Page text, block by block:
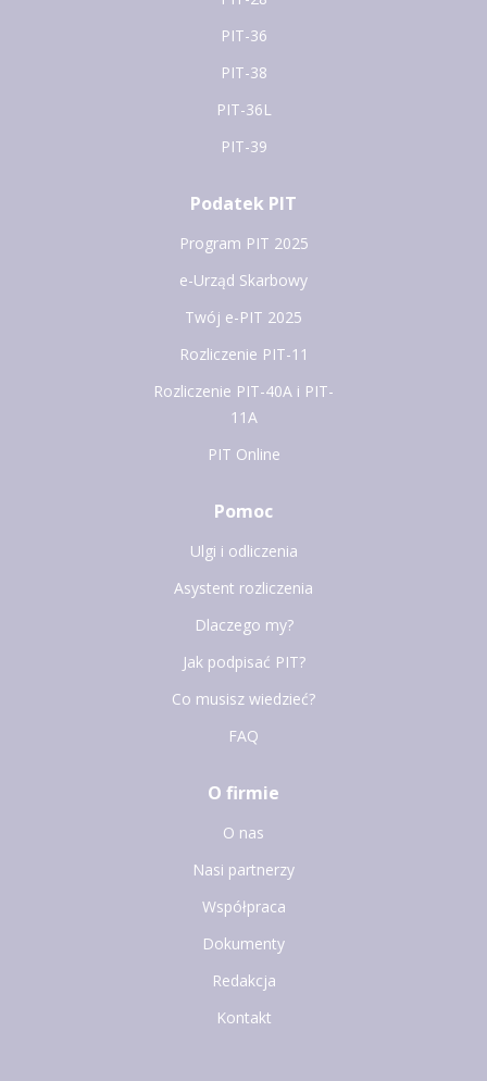
PIT-36
PIT-38
PIT-36L
PIT-39
Podatek PIT
Program PIT 2025
e-Urząd Skarbowy
Twój e-PIT 2025
Rozliczenie PIT-11
Rozliczenie PIT-40A i PIT-
11A
PIT Online
Pomoc
Ulgi i odliczenia
Asystent rozliczenia
Dlaczego my?
Jak podpisać PIT?
Co musisz wiedzieć?
FAQ
O firmie
O nas
Nasi partnerzy
Współpraca
Dokumenty
Redakcja
Kontakt